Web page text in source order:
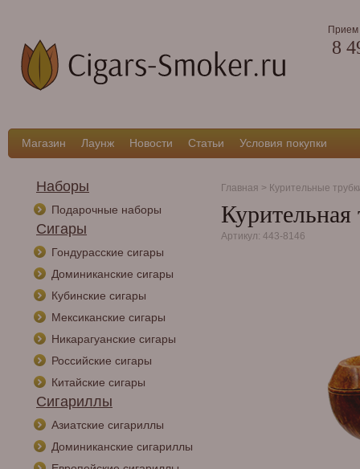
Прием
8
Магазин Лаунж Новости Статьи Условия покупки
Наборы
Подарочные наборы
Сигары
Гондурасские сигары
Доминиканские сигары
Кубинские сигары
Мексиканские сигары
Никарагуанские сигары
Российские сигары
Китайские сигары
Сигариллы
Азиатские сигариллы
Доминиканские сигариллы
Главная > Курительные
Артикул: 443-8146